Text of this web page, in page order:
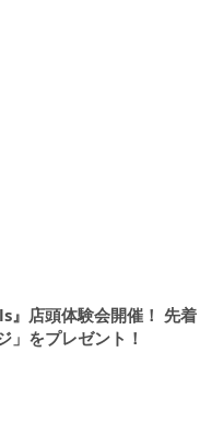
』店頭体験会開催！ 先着
」をプレゼント！